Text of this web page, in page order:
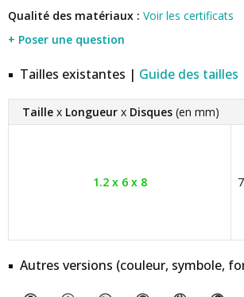
Qualité des matériaux : Voir les certificats
+ Poser une question
Tailles existantes | Guide des tailles
Taillex Longueurx Disques(en mm)
1.2 x 6 x 8
Autres versions (couleur, symbole,